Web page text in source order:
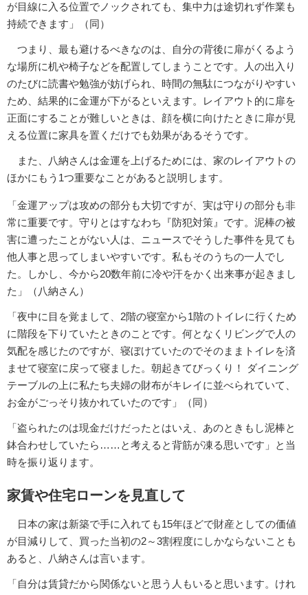
が目線に入る位置でノックされても、集中力は途切れず作業も
持続できます」（同）
つまり、最も避けるべきなのは、自分の背後に扉がくるよう
な場所に机や椅子などを配置してしまうことです。人の出入り
のたびに読書や勉強が妨げられ、時間の無駄につながりやすい
ため、結果的に金運が下がるといえます。レイアウト的に扉を
正面にすることが難しいときは、顔を横に向けたときに扉が見
える位置に家具を置くだけでも効果があるそうです。
また、八納さんは金運を上げるためには、家のレイアウトの
ほかにもう1つ重要なことがあると説明します。
「金運アップは攻めの部分も大切ですが、実は守りの部分も非
常に重要です。守りとはすなわち『防犯対策』です。泥棒の被
害に遭ったことがない人は、ニュースでそうした事件を見ても
他人事と思ってしまいやすいです。私もそのうちの一人でし
た。しかし、今から20数年前に冷や汗をかく出来事が起きまし
た」（八納さん）
「夜中に目を覚まして、2階の寝室から1階のトイレに行くため
に階段を下りていたときのことです。何となくリビングで人の
気配を感じたのですが、寝ぼけていたのでそのままトイレを済
ませて寝室に戻って寝ました。朝起きてびっくり！ ダイニング
テーブルの上に私たち夫婦の財布がキレイに並べられていて、
お金がごっそり抜かれていたのです」（同）
「盗られたのは現金だけだったとはいえ、あのときもし泥棒と
鉢合わせしていたら……と考えると背筋が凍る思いです」と当
時を振り返ります。
家賃や住宅ローンを見直して
日本の家は新築で手に入れても15年ほどで財産としての価値
が目減りして、買った当初の2～3割程度にしかならないことも
あると、八納さんは言います。
「自分は賃貸だから関係ないと思う人もいると思います。けれ